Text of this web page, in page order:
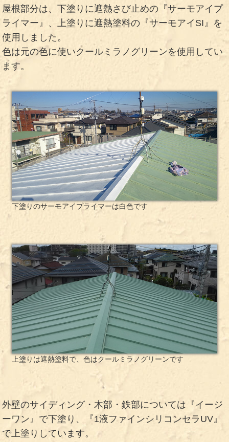
屋根部分は、下塗りに遮熱さび止めの『サーモアイプ
ライマー』、上塗りに遮熱塗料の『サーモアイSI』を
使用しました。
色は元の色に使いクールミラノグリーンを使用してい
ます。
下塗りのサーモアイプライマーは白色です
上塗りは遮熱塗料で、色はクールミラノグリーンです
外壁のサイディング・木部・鉄部については『イージ
ーワン』で下塗り、『1液ファインシリコンセラUV』
で上塗りしています。